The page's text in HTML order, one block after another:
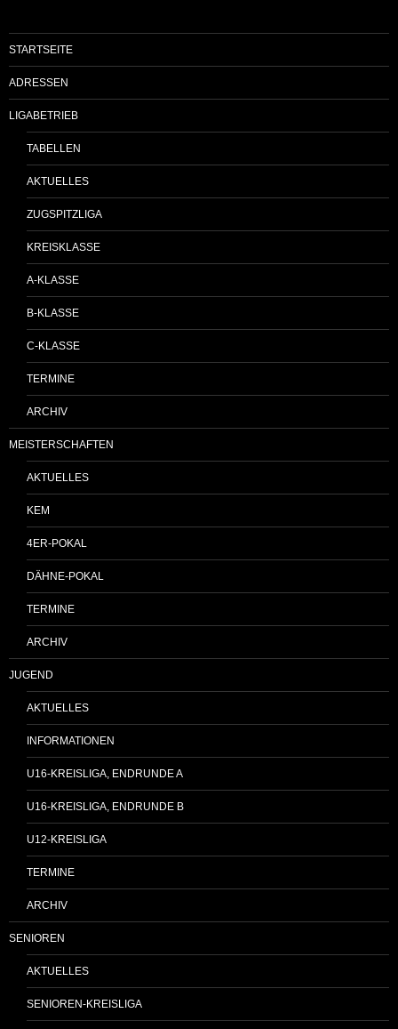
STARTSEITE
ADRESSEN
LIGABETRIEB
TABELLEN
AKTUELLES
ZUGSPITZLIGA
KREISKLASSE
A-KLASSE
B-KLASSE
C-KLASSE
TERMINE
ARCHIV
MEISTERSCHAFTEN
AKTUELLES
KEM
4ER-POKAL
DÄHNE-POKAL
TERMINE
ARCHIV
JUGEND
AKTUELLES
INFORMATIONEN
U16-KREISLIGA, ENDRUNDE A
U16-KREISLIGA, ENDRUNDE B
U12-KREISLIGA
TERMINE
ARCHIV
SENIOREN
AKTUELLES
SENIOREN-KREISLIGA